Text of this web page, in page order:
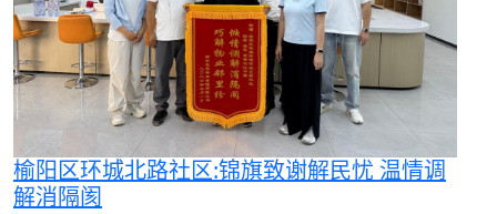
榆阳区环城北路社区:锦旗致谢解民忧 温情调
解消隔阂